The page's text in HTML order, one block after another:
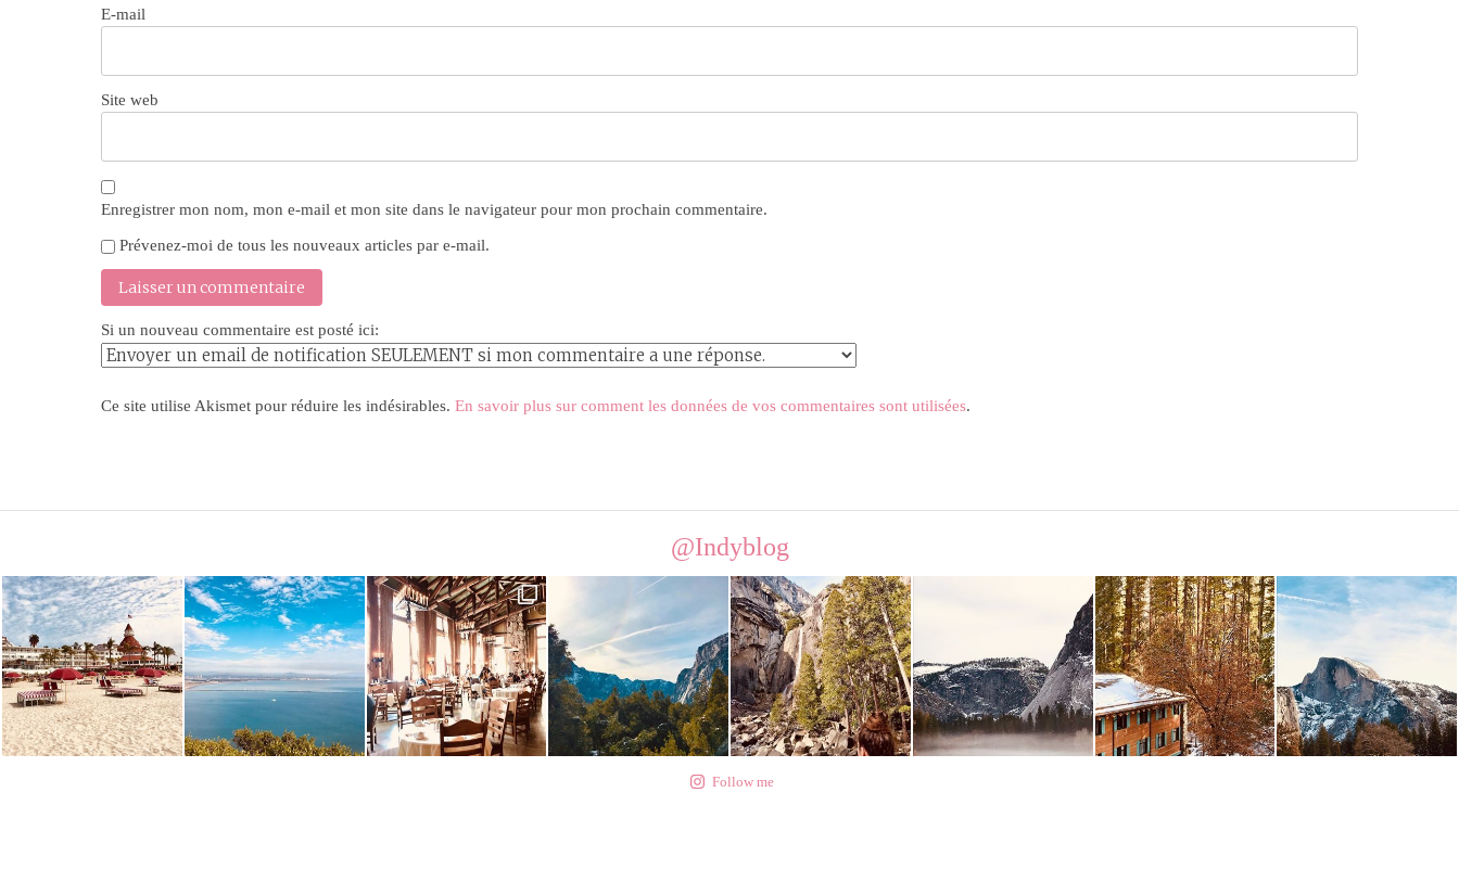
E-mail
Site web
Enregistrer mon nom, mon e-mail et mon site dans le navigateur pour mon prochain commentaire.
Prévenez-moi de tous les nouveaux articles par e-mail.
Si un nouveau commentaire est posté ici:
Ce site utilise Akismet pour réduire les indésirables. En savoir plus sur comment les données de vos commentaires sont utilisées.
@Indyblog
Follow me